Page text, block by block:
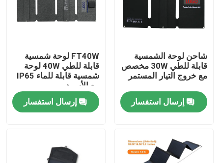
فيديوهات
حولنا
جولة في المصنع
مراقبة الجودة
لوحة شمسية محمولة
شاحن لوحة الشمسية
قابلة للطي 30W مخصص
مع خروج التيار المستمر
إرسال استفسار
FT40W لوحة شمسية
قابلة للطي 40W لوحة
شمسية قابلة للماء IP65
مع الأسود
إرسال استفسار